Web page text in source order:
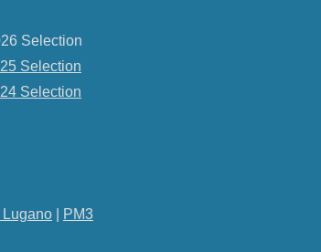
Selection
Selection
Selection
Lugano
PM3